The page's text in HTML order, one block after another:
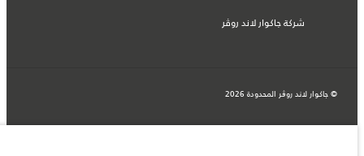
شركة جاكوار لاند روڤر
© جاكوار لاند روڨر المحدودة 2026